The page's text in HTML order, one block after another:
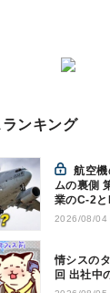
ンキング
航空機の技術とメカニズ
ムの裏側
業のC-2
なぜ違う?
2026/08/04
情シスの
回 出社中